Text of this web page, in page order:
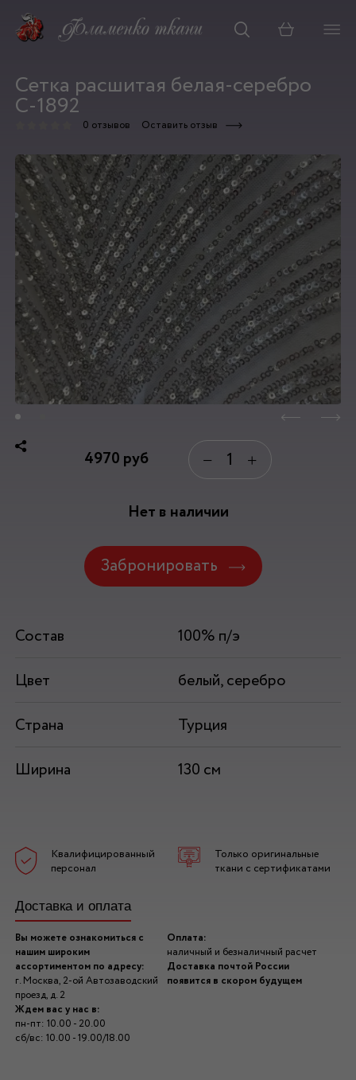
Корзина
Сетка расшитая белая-серебро
С-1892
0 отзывов Оставить отзыв
4970 руб − +
Нет в наличии
Забронировать
Состав
100% п/э
Цвет
белый, серебро
Страна
Турция
Ширина
130 см
Квалифицированный
персонал
Только оригинальные
ткани с сертификатами
Доставка и оплата
Вы можете ознакомиться с
нашим широким
ассортиментом по адресу:
г. Москва, 2-ой Автозаводский
проезд, д. 2
Ждем вас у нас в:
пн-пт: 10.00 - 20.00
сб/вс: 10.00 - 19.00/18.00
Оплата:
наличный и безналичный расчет
Доставка почтой России
появится в скором будущем